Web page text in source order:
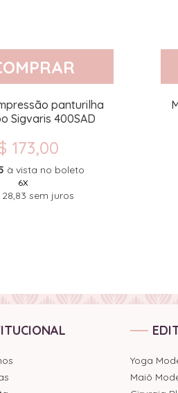
panturilha
Sigvaris 400SAD
173,00
à vista no boleto
6X
sem juros
Yoga
Maiô